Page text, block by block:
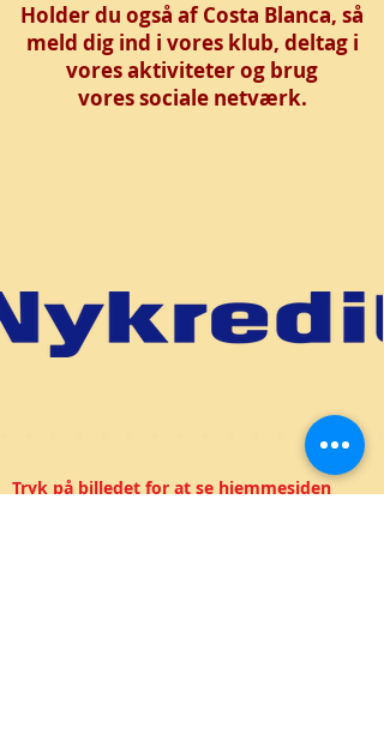
Holder du også af Costa Blanca, så
meld dig ind i vores klub, deltag i
vores aktiviteter og brug
voressociale netværk.
Tryk på billedet for at se hjemmesiden